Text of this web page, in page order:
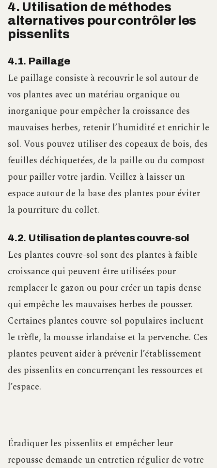
4. Utilisation de méthodes
alternatives pour contrôler les
pissenlits
4.1. Paillage
Le paillage consiste à recouvrir le sol autour de
vos plantes avec un matériau organique ou
inorganique pour empêcher la croissance des
mauvaises herbes, retenir l’humidité et enrichir le
sol. Vous pouvez utiliser des copeaux de bois, des
feuilles déchiquetées, de la paille ou du compost
pour pailler votre jardin. Veillez à laisser un
espace autour de la base des plantes pour éviter
la pourriture du collet.
4.2. Utilisation de plantes couvre-sol
Les plantes couvre-sol sont des plantes à faible
croissance qui peuvent être utilisées pour
remplacer le gazon ou pour créer un tapis dense
qui empêche les mauvaises herbes de pousser.
Certaines plantes couvre-sol populaires incluent
le trèfle, la mousse irlandaise et la pervenche. Ces
plantes peuvent aider à prévenir l’établissement
des pissenlits en concurrençant les ressources et
l’espace.
Éradiquer les pissenlits et empêcher leur
repousse demande un entretien régulier de votre